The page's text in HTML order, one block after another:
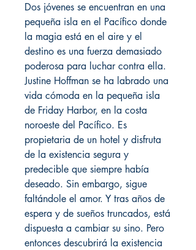
Dos jóvenes se encuentran en una
pequeña isla en el Pacífico donde
la magia está en el aire y el
destino es una fuerza demasiado
poderosa para luchar contra ella.
Justine Hoffman se ha labrado una
vida cómoda en la pequeña isla
de Friday Harbor, en la costa
noroeste del Pacífico. Es
propietaria de un hotel y disfruta
de la existencia segura y
predecible que siempre había
deseado. Sin embargo, sigue
faltándole el amor. Y tras años de
espera y de sueños truncados, está
dispuesta a cambiar su sino. Pero
entonces descubrirá la existencia